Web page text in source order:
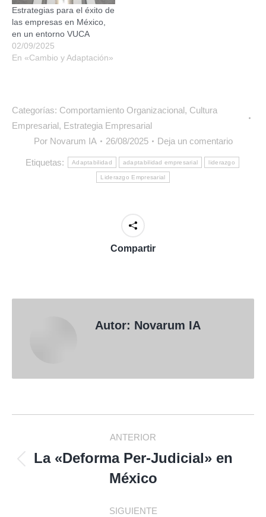
Estrategias para el éxito de
las empresas en México,
en un entorno VUCA
02/09/2025
En «Cambio y Adaptación»
Categorías: Comportamiento Organizacional, Cultura
Empresarial, Estrategia Empresarial
Por Novarum IA 26/08/2025 Deja un comentario
Etiquetas: Adaptabilidad adaptabilidad empresarial liderazgo
Liderazgo Empresarial
Compartir
Autor: Novarum IA
Navegación
entre
publicaciones
ANTERIOR
Publicación
anterior:
La «Deforma Per-Judicial» en
México
SIGUIENTE